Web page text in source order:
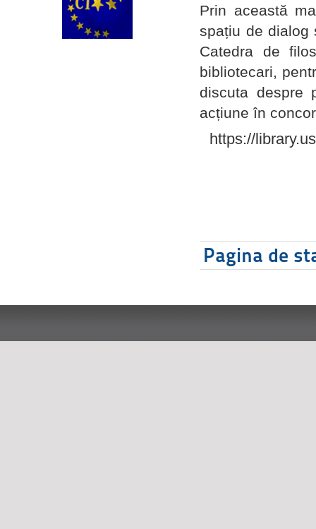
Prin această
spațiu de dialog
Catedra de
bibliotecari,
discuta despre
acțiune în
https://
Pagina de